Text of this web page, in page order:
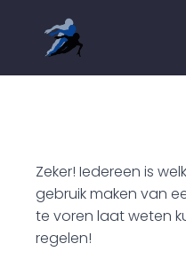
Zeker! Iedereen is
gebruik maken van
te voren laat weten
regelen!